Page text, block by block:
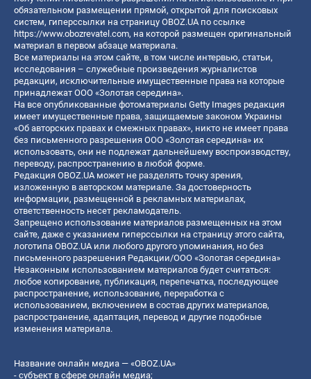
обязательном размещении прямой, открытой для поисковых
систем, гиперссылки на страницу OBOZ.UA по ссылке
https://www.obozrevatel.com, на которой размещен оригинальный
материал в первом абзаце материала.
Все материалы на этом сайте, в том числе интервью, статьи,
исследования – служебные произведения журналистов
редакции, исключительные имущественные права на которые
принадлежат ООО «Золотая середина».
На все опубликованные фотоматериалы Getty Images редакция
имеет имущественные права, защищаемые законом Украины
«Об авторских правах и смежных правах», никто не имеет права
без письменного разрешения ООО «Золотая середина» их
использовать, они не подлежат дальнейшему воспроизводству,
переводу, распространению в любой форме.
Редакция OBOZ.UA может не разделять точку зрения,
изложенную в авторском материале. За достоверность
информации, размещенной в рекламных материалах,
ответственность несет рекламодатель.
Запрещено использование материалов размещенных на этом
сайте, даже с указанием гиперссылки на страницу этого сайта,
логотипа OBOZ.UA или любого другого упоминания, но без
письменного разрешения Редакции/ООО «Золотая середина»
Незаконным использованием материалов будет считаться:
любое копирование, публикация, перепечатка, последующее
распространение, использование, переработка с
использованием, включением в состав других материалов,
распространение, адаптация, перевод и другие подобные
изменения материала.
Название онлайн медиа — «OBOZ.UA»
- субъект в сфере онлайн медиа;